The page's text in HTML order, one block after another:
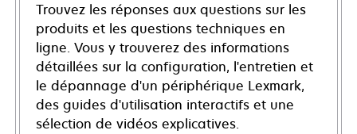
Trouvez les réponses aux questions sur les
produits et les questions techniques en
ligne. Vous y trouverez des informations
détaillées sur la configuration, l'entretien et
le dépannage d'un périphérique Lexmark,
des guides d'utilisation interactifs et une
sélection de vidéos explicatives.